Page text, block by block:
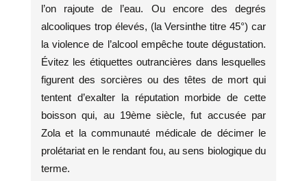
l’on rajoute de l’eau. Ou encore des degrés
alcooliques trop élevés, (la Versinthe titre 45°) car
la violence de l’alcool empêche toute dégustation.
Évitez les étiquettes outrancières dans lesquelles
figurent des sorcières ou des têtes de mort qui
tentent d’exalter la réputation morbide de cette
boisson qui, au 19ème siècle, fut accusée par
Zola et la communauté médicale de décimer le
prolétariat en le rendant fou, au sens biologique du
terme.